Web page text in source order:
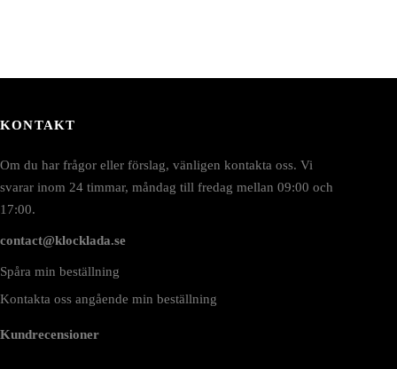
KONTAKT
Om du har frågor eller förslag, vänligen kontakta oss. Vi
svarar inom 24 timmar, måndag till fredag mellan 09:00 och
17:00.
contact@klocklada.se
Spåra min beställning
Kontakta oss angående min beställning
Kundrecensioner